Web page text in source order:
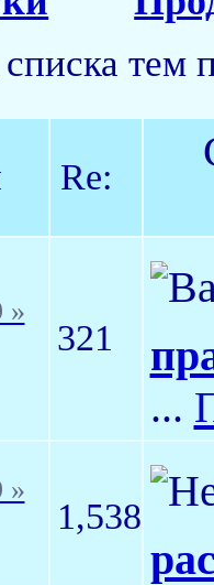
тем
Re:
»
321
...
»
1,538